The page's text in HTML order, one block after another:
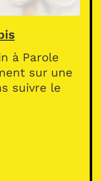
à Parole
sur une
suivre le